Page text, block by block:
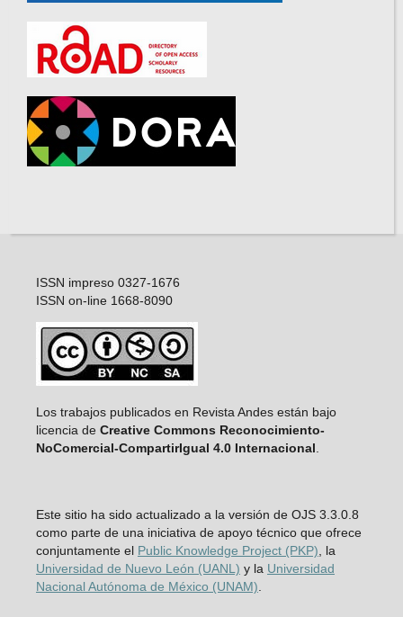
ISSN impreso 0327-1676
ISSN on-line 1668-8090
Los trabajos publicados en Revista Andes están bajo
licencia de Creative Commons Reconocimiento-
NoComercial-CompartirIgual 4.0 Internacional
Este sitio ha sido actualizado a la versión de OJS 3.3.0.8
como parte de una iniciativa de apoyo técnico que ofrece
conjuntamente el Public Knowledge Project (PKP) , la
Universidad de Nuevo León (UANL) y la Universidad
Nacional Autónoma de México (UNAM)